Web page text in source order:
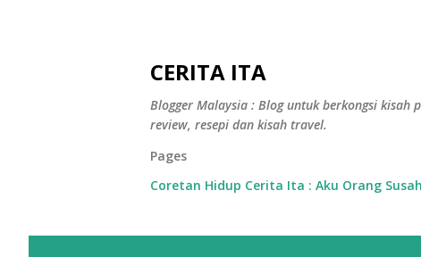
CERITA ITA
Blogger Malaysia : Blog untuk berkongsi
review, resepi dan kisah travel.
Pages
Coretan Hidup Cerita Ita : Aku Orang Susah